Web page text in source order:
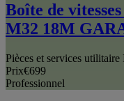
Boîte de
M32 18M
Pièces et services
Prix€699
Professionnel